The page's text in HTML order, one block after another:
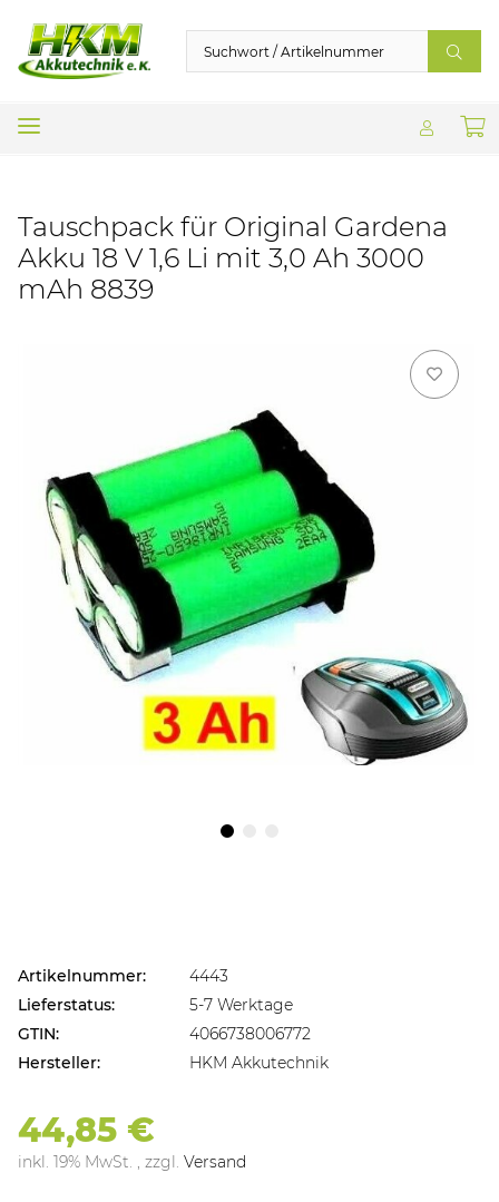
Tauschpack für Original Gardena
Akku 18 V 1,6 Li mit 3,0 Ah 3000
mAh 8839
Artikelnummer:
4443
Lieferstatus:
5-7 Werktage
GTIN:
4066738006772
Hersteller:
HKM Akkutechnik
44,85 €
inkl. 19% MwSt. , zzgl. Versand